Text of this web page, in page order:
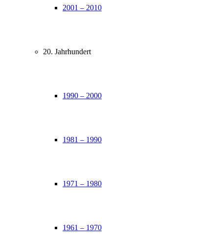
2001 – 2010
20. Jahrhundert
1990 – 2000
1981 – 1990
1971 – 1980
1961 – 1970